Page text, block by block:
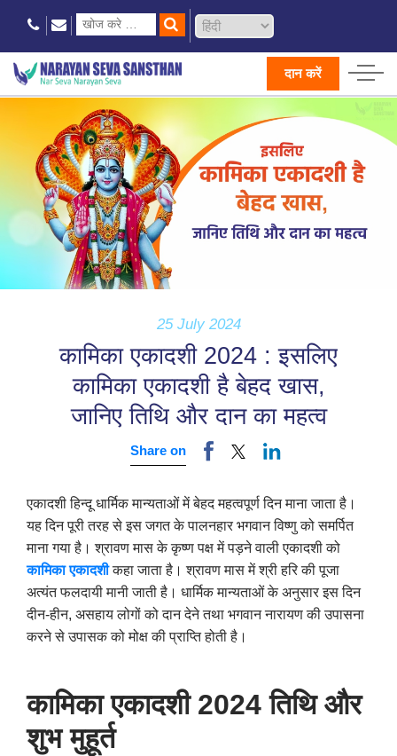
दान करें
25 July 2024
कामिका एकादशी 2024 : इसलिए
कामिका एकादशी है बेहद खास,
जानिए तिथि और दान का महत्व
Share on
एकादशी हिन्दू धार्मिक मान्यताओं में बेहद महत्वपूर्ण दिन माना जाता है।
यह दिन पूरी तरह से इस जगत के पालनहार भगवान विष्णु को समर्पित
माना गया है। श्रावण मास के कृष्ण पक्ष में पड़ने वाली एकादशी को
कामिका एकादशीकहा जाता है। श्रावण मास में श्री हरि की पूजा
अत्यंत फलदायी मानी जाती है। धार्मिक मान्यताओं के अनुसार इस दिन
दीन-हीन, असहाय लोगों को दान देने तथा भगवान नारायण की उपासना
करने से उपासक को मोक्ष की प्राप्ति होती है।
कामिका एकादशी 2024 तिथि और
शुभ मुहूर्त